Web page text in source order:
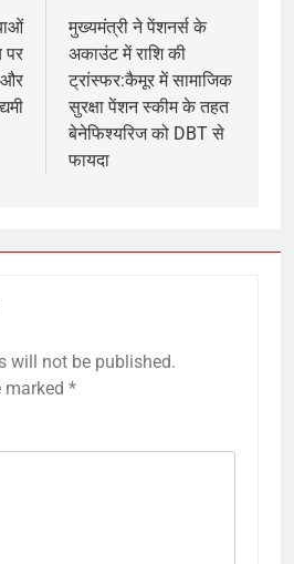
पर
मुख्यमंत्री ने पेंशनर्स के
अकाउंट में राशि की
ट्रांस्फर:कैमूर में सामाजिक
सुरक्षा पेंशन स्कीम के तहत
बेनेफिश्यरिज को DBT से
फायदा
will not be published.
marked *